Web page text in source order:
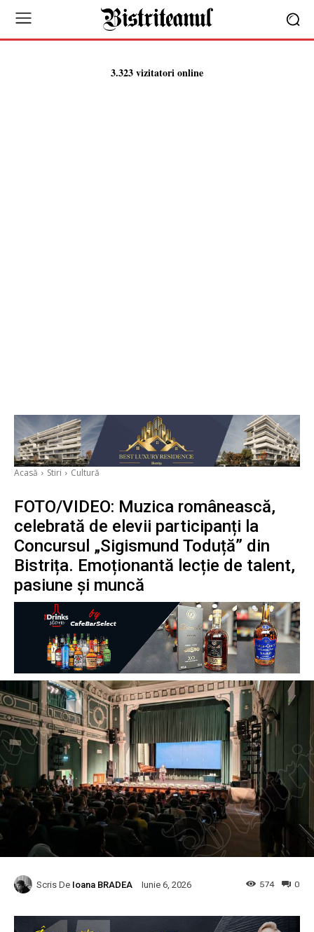
3.323 vizitatori online
Acasă Stiri Cultură
FOTO/VIDEO: Muzica românească,
celebrată de elevii participanți la
Concursul „Sigismund Toduță” din
Bistrița. Emoționantă lecție de talent,
pasiune și muncă
Scris De Ioana BRADEA Iunie 6, 2026 0
574